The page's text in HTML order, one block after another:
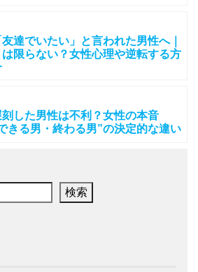
達でいたい」と言われた男性へ｜
限らない？女性心理や逆転する方
した男性は不利？女性の本音
きる男・終わる男”の決定的な違い
検索